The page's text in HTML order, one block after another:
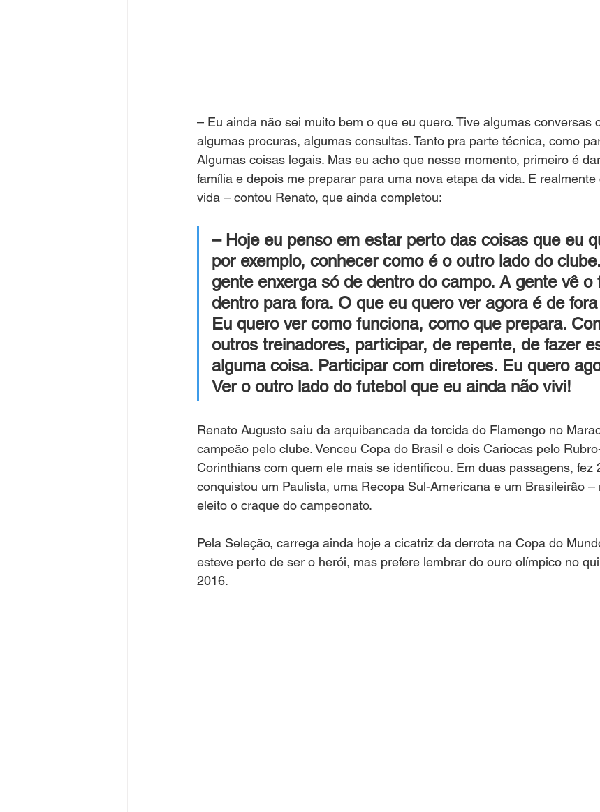
– Eu ainda não sei muito bem o que eu quero. Tive algumas conversas
algumas procuras, algumas consultas. Tanto pra parte técnica, como
Algumas coisas legais. Mas eu acho que nesse momento, primeiro é
família e depois me preparar para uma nova etapa da vida. E
vida – contou Renato, que ainda completou:
– Hoje eu penso em estar perto das coisas que eu
por exemplo, conhecer como é o outro lado do
gente enxerga só de dentro do campo. A gente vê o
dentro para fora. O que eu quero ver agora é de
Eu quero ver como funciona, como que prepara.
outros treinadores, participar, de repente, de fazer
alguma coisa. Participar com diretores. Eu quero
Ver o outro lado do futebol que eu ainda não vivi!
Renato Augusto saiu da arquibancada da torcida do Flamengo no
campeão pelo clube. Venceu Copa do Brasil e dois Cariocas pelo
Corinthians com quem ele mais se identificou. Em duas passagens, fez
conquistou um Paulista, uma Recopa Sul-Americana e um Brasileirão –
eleito o craque do campeonato.
Pela Seleção, carrega ainda hoje a cicatriz da derrota na Copa do
esteve perto de ser o herói, mas prefere lembrar do ouro olímpico no
2016.